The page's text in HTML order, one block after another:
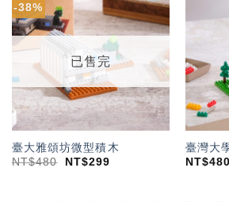
-38%
加入
「願
望輕
已售完
臺大雅頌坊微型積木
NT$480 NT$299
臺灣大
NT$480